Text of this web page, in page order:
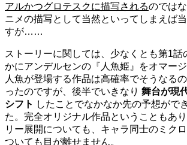
アルかつグロテスクに描写されるのでは
ニメの描写として当然といってしまえば
すが……
ストーリーに関しては、少なくとも第1話
かにアンデルセンの『人魚姫』をオマージ
人魚が登場する作品は高確率でそうなる
ったのですが、後半でいきなり 舞台が現
シフト したことでなかなか先の予想がで
た。完全オリジナル作品ということもあ
リー展開についても、キャラ同士のミク
ついても目が離せません。